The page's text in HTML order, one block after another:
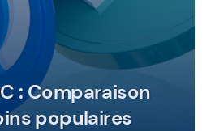
: Comparaison
populaires